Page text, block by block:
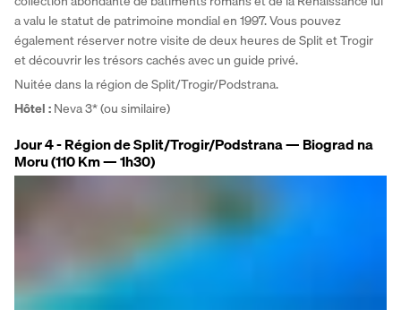
a valu le statut de patrimoine mondial en 1997. Vous pouvez
également réserver notre visite de deux heures de Split et Trogir
et découvrir les trésors cachés avec un guide privé.
Nuitée dans la région de Split/Trogir/Podstrana.
Hôtel : Neva 3* (ou similaire)
Jour 4 - Région de Split/Trogir/Podstrana — Biograd na
Moru (110 Km — 1h30)